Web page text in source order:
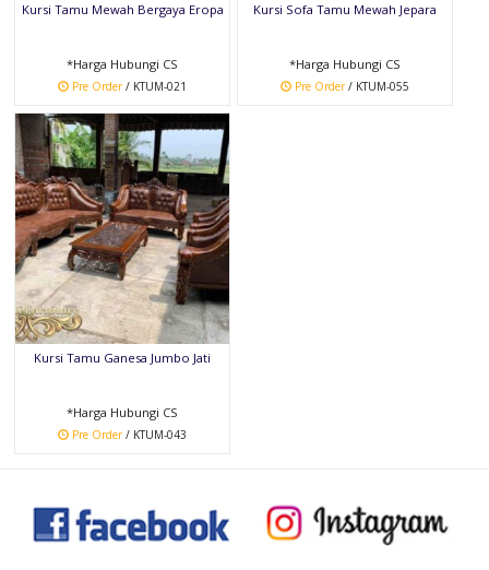
Kursi Tamu Mewah Bergaya Eropa
*Harga Hubungi CS
Pre Order/ KTUM-021
Kursi Sofa Tamu Mewah Jepara
*Harga Hubungi CS
Pre Order/ KTUM-055
Kursi Tamu Ganesa Jumbo Jati
*Harga Hubungi CS
Pre Order/ KTUM-043